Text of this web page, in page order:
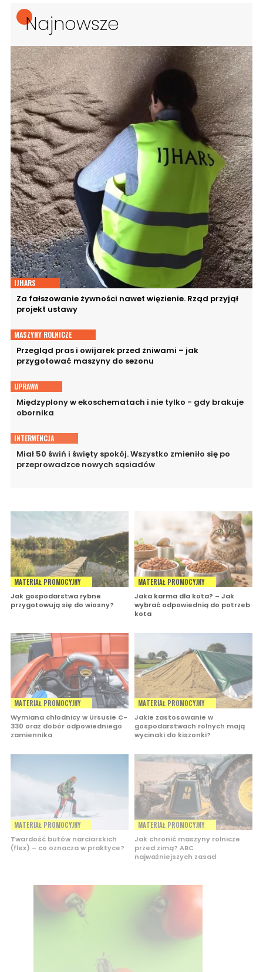
Najnowsze
IJHARS
Za fałszowanie żywności nawet więzienie. Rząd przyjął
projekt ustawy
MASZYNY ROLNICZE
Przegląd pras i owijarek przed żniwami – jak
przygotować maszyny do sezonu
UPRAWA
Międzyplony w ekoschematach i nie tylko - gdy brakuje
obornika
INTERWENCJA
Miał 50 świń i święty spokój. Wszystko zmieniło się po
przeprowadzce nowych sąsiadów
MATERIAŁ PROMOCYJNY
Jak gospodarstwa rybne
przygotowują się do wiosny?
MATERIAŁ PROMOCYJNY
Jaka karma dla kota? – Jak
wybrać odpowiednią do potrzeb
kota
MATERIAŁ PROMOCYJNY
Wymiana chłodnicy w Ursusie C-
330 oraz dobór odpowiedniego
zamiennika
MATERIAŁ PROMOCYJNY
Jakie zastosowanie w
gospodarstwach rolnych mają
wycinaki do kiszonki?
MATERIAŁ PROMOCYJNY
Twardość butów narciarskich
(flex) – co oznacza w praktyce?
MATERIAŁ PROMOCYJNY
Jak chronić maszyny rolnicze
przed zimą? ABC
najważniejszych zasad